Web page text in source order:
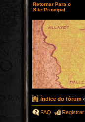
Retornar Para o
Site Principal
Índice do fórum ‹
FAQ Registrar